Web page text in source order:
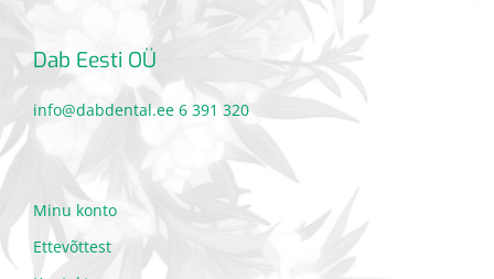
Dab Eesti OÜ
info@dabdental.ee 6 391 320
Minu konto
Ettevõttest